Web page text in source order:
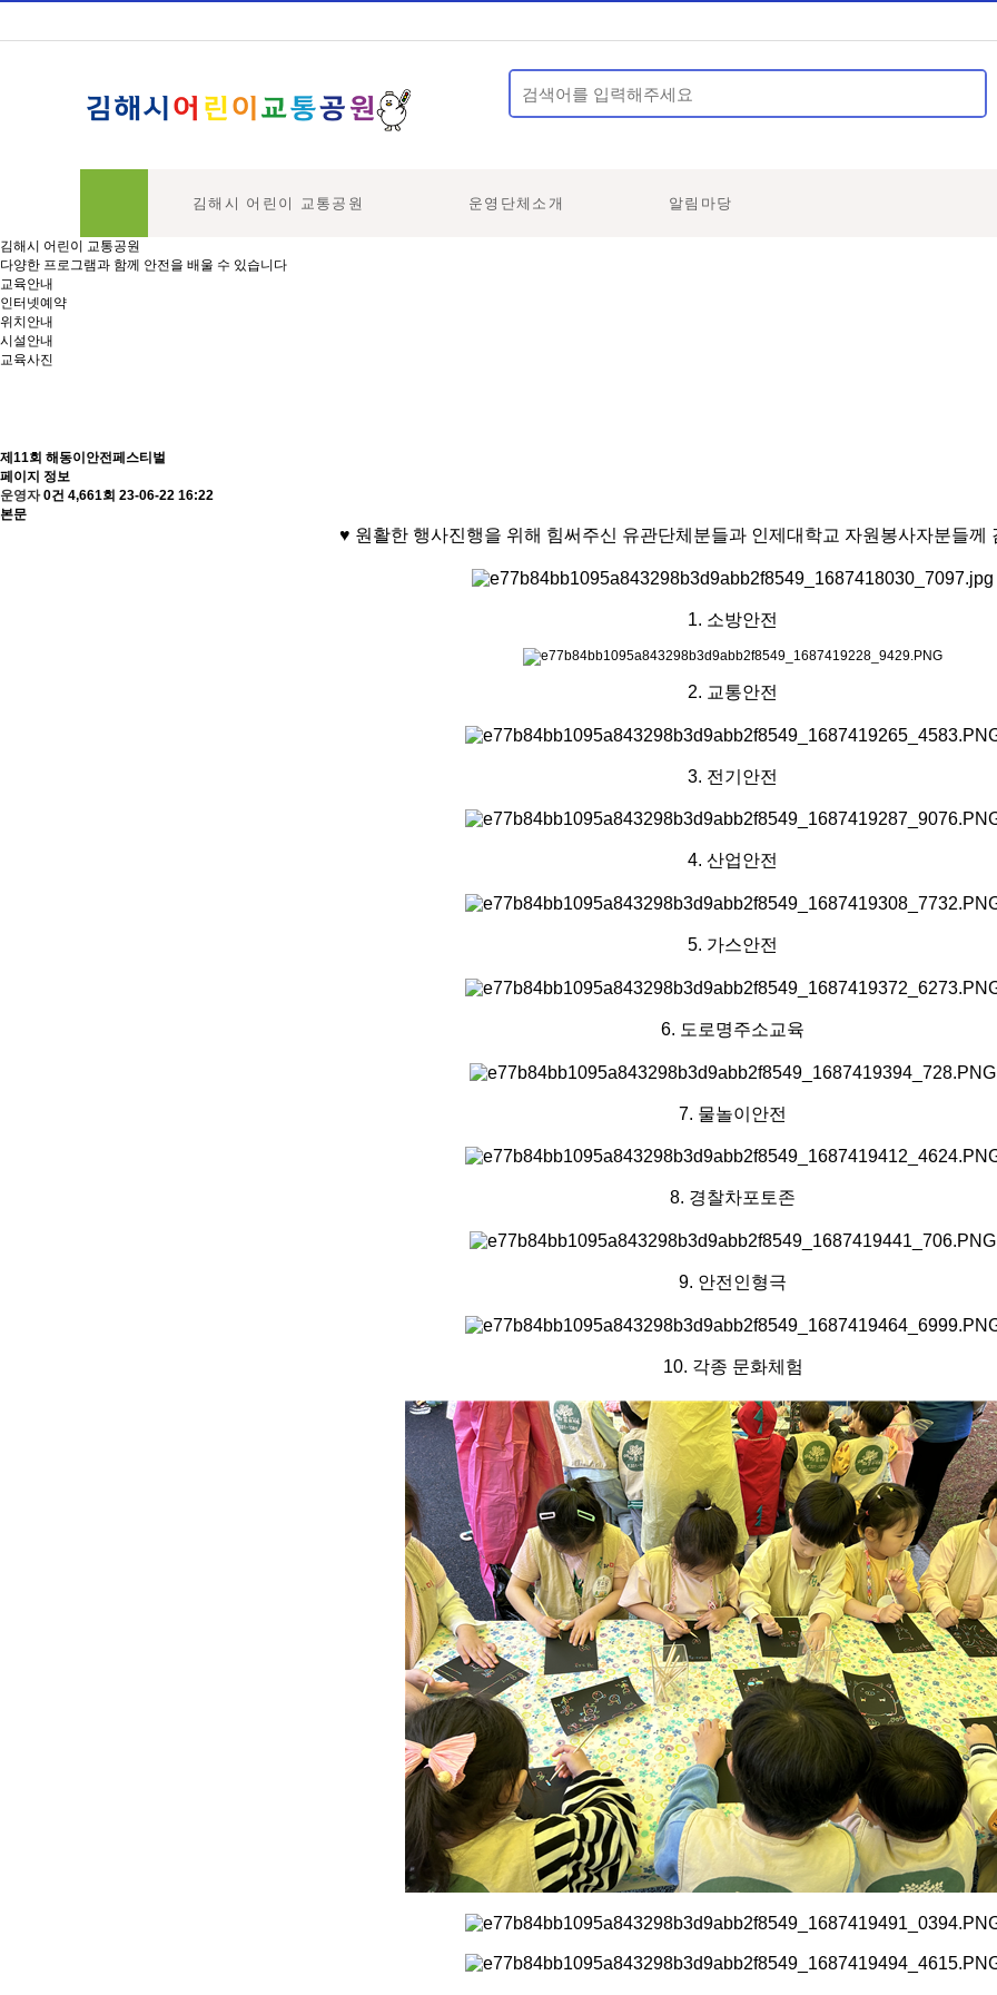
김해시 어린이 교통공원
운영단체소개
알림마당
김해시 어린이 교통공원
다양한 프로그램과 함께 안전을 배울 수 있습니다
교육안내
인터넷예약
위치안내
시설안내
교육사진
제11회 해동이안전페스티벌
페이지 정보
운영자 0건 4,661회 23-06-22 16:22
본문
♥ 원활한 행사진행을 위해 힘써주신 유관단체분들과 인제대학교 자원봉사자분들께
1. 소방안전
2. 교통안전
3. 전기안전
4. 산업안전
5. 가스안전
6. 도로명주소교육
7. 물놀이안전
8. 경찰차포토존
9. 안전인형극
10. 각종 문화체험